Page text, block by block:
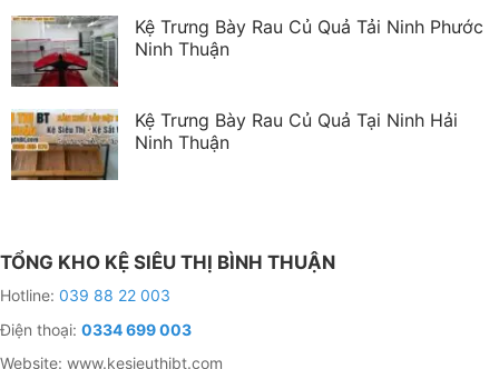
Kệ Trưng Bày Rau Củ Quả Tải Ninh Phước
Ninh Thuận
Kệ Trưng Bày Rau Củ Quả Tại Ninh Hải
Ninh Thuận
TỔNG KHO KỆ SIÊU THỊ BÌNH THUẬN
Hotline: 039 88 22 003
Điện thoại: 0334 699 003
Website: www.kesieuthibt.com